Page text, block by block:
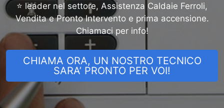
⭐ leader nel settore, Assistenza Caldaie Ferroli,
Vendita e Pronto Intervento e prima accensione.
Chiamaci per info!
CHIAMA ORA, UN NOSTRO TECNICO
SARA’ PRONTO PER VOI!